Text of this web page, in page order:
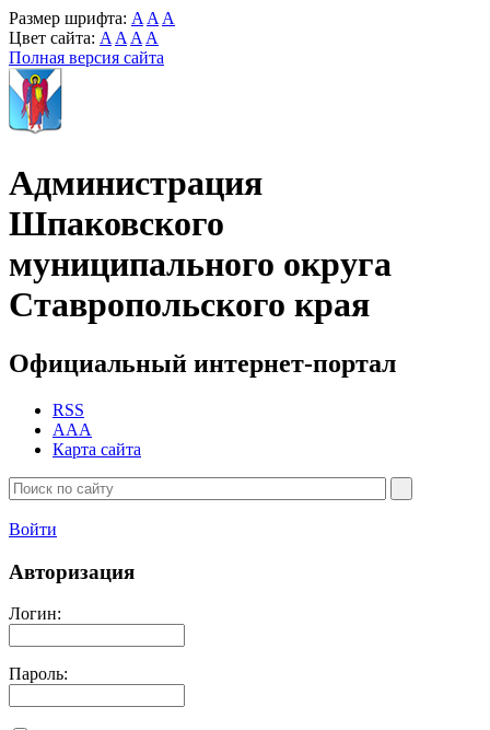
Размер шрифта: A A A
Цвет сайта: A A A A
Полная версия сайта
Администрация
Шпаковского
муниципального округа
Ставропольского края
Официальный интернет-портал
RSS
AAA
Карта сайта
Войти
Авторизация
Логин:
Пароль: